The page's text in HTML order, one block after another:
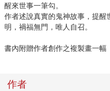
醒來世事一筆勾。
作者述說真實的鬼神故事，提
明，禍福無門，唯人自召。
書內附贈作者創作之複製畫一幅
作者